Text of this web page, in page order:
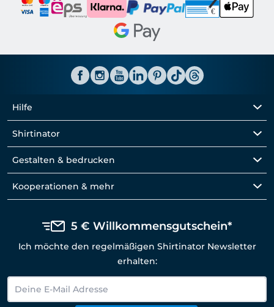
Hilfe
Shirtinator
Gestalten & bedrucken
Kooperationen & mehr
5 € Willkommensgutschein*
Ich möchte den regelmäßigen Shirtinator Newsletter
erhalten: